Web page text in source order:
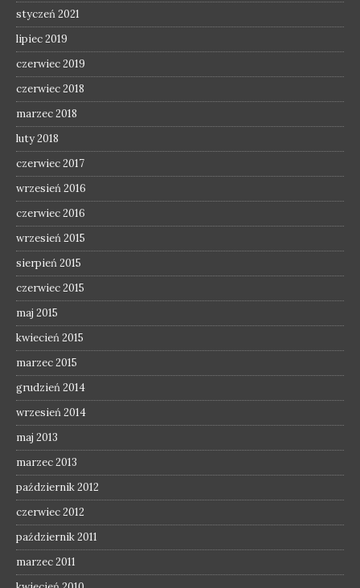
styczeń 2021
lipiec 2019
czerwiec 2019
czerwiec 2018
marzec 2018
luty 2018
czerwiec 2017
wrzesień 2016
czerwiec 2016
wrzesień 2015
sierpień 2015
czerwiec 2015
maj 2015
kwiecień 2015
marzec 2015
grudzień 2014
wrzesień 2014
maj 2013
marzec 2013
październik 2012
czerwiec 2012
październik 2011
marzec 2011